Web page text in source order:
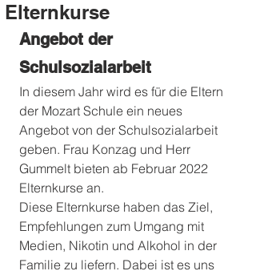
Elternkurse
Angebot der
Schulsozialarbeit
In diesem Jahr wird es für die Eltern
der Mozart Schule ein neues
Angebot von der Schulsozialarbeit
geben. Frau Konzag und Herr
Gummelt bieten ab Februar 2022
Elternkurse an.
Diese Elternkurse haben das Ziel,
Empfehlungen zum Umgang mit
Medien, Nikotin und Alkohol in der
Familie zu liefern. Dabei ist es uns